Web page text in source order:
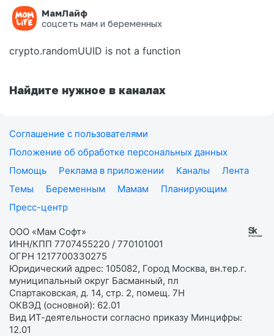
МамЛайф
соцсеть мам и беременных
Ошибка на странице
crypto.randomUUID is not a function
Найдите нужное в каналах
Соглашение с пользователями
Положение об обработке персональных данных
Помощь
Реклама в приложении Каналы
Лента
Темы
Беременным Мамам
Планирующим
Пресс-центр
ООО «Мам Софт»
ИНН/КПП 7707455220 / 770101001
ОГРН 1217700330275
Юридический адрес: 105082, Город Москва, вн.тер.г.
муниципальный округ Басманный, пл
Спартаковская, д. 14, стр. 2, помещ. 7Н
ОКВЭД (основной): 62.01
Вид ИТ-деятельности согласно приказу Минцифры:
12.01